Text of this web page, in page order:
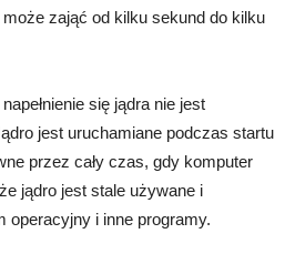
może zająć od kilku sekund do kilku
się jądra nie jest
jest uruchamiane podczas startu
przez cały czas, gdy komputer
jądro jest stale używane i
operacyjny i inne programy.